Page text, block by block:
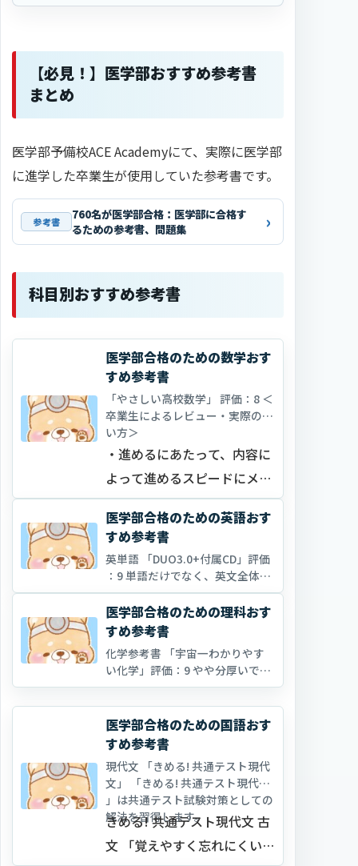
【必見！】医学部おすすめ参考書
まとめ
医学部予備校ACE Academyにて、実際に医学部
に進学した卒業生が使用していた参考書です。
参考書
760名が医学部合格：医学部に合格す
るための参考書、問題集
科目別おすすめ参考書
医学部合格のための数学おす
すめ参考書
「やさしい高校数学」 評価：8 ＜
卒業生によるレビュー・実際の使
い方＞
・進めるにあたって、内容に
よって進めるスピードにメリ
ハリをつけるよう意識してい
ました。具体的には、例題を
みてすぐに解き方がわかれば
、例題は解かずその後の解説
をざ…
医学部合格のための英語おす
すめ参考書
英単語 「DUO3.0+付属CD」評価
：9 単語だけでなく、英文全体を
暗記します。日本語をみて英語に
スムーズに訳せるまで何度も繰り
返しましょう。 英文暗記は単語、
熟語、文法、英作文、リスニング
、長文読解などすべての英語力を
底上げする最…
医学部合格のための理科おす
すめ参考書
化学参考書 「宇宙一わかりやす
い化学」評価：9 やや分厚いです
が非常に読みやすく、読み終える
のに時間はかかりません。基本的
な原理・本質の理解をするのに最
良のテキストです。 初学の人はも
ちろん、学習が進んだ人も必ず一
度は通読しましょう。…
医学部合格のための国語おす
すめ参考書
現代文 「きめる! 共通テスト現代
文」 「きめる! 共通テスト現代文
」は共通テスト試験対策としての
解法を習得します。
きめる! 共通テスト現代文 古
文 「覚えやすく忘れにくい